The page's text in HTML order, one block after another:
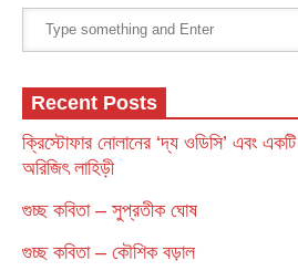
Recent Posts
ক্রিস্টোফার নোলানের ‘দ্য ওডিসি’ এবং
অরিজিৎ লাহিড়ী
গুচ্ছ কবিতা – সুপ্রতীক ঘোষ
গুচ্ছ কবিতা – কৌশিক বড়াল